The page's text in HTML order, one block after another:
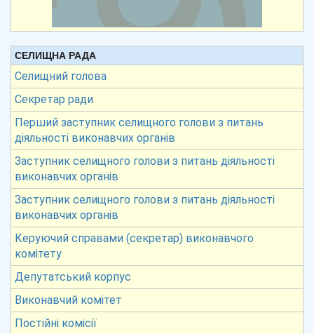
СЕЛИЩНА РАДА
Селищний голова
Секретар ради
Перший заступник селищного голови з питань
діяльності виконавчих органів
Заступник селищного голови з питань діяльності
виконавчих органів
Заступник селищного голови з питань діяльності
виконавчих органів
Керуючий справами (секретар) виконавчого
комітету
Депутатський корпус
Виконавчий комітет
Постійні комісії